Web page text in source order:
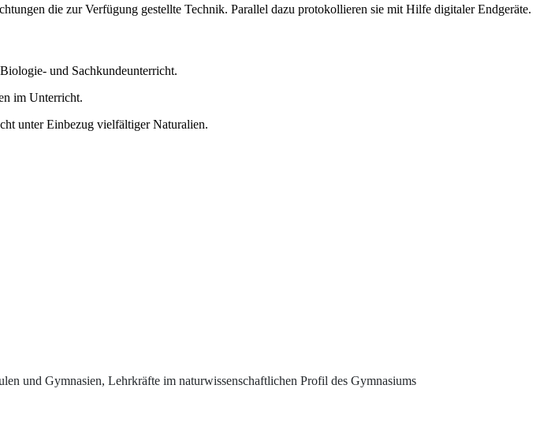
die zur Verfügung gestellte Technik. Parallel dazu protokollieren sie mit Hilfe digitaler Endgeräte.
und Sachkundeunterricht.
im Unterricht.
unter Einbezug vielfältiger Naturalien.
und Gymnasien, Lehrkräfte im naturwissenschaftlichen Profil des Gymnasiums